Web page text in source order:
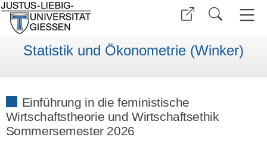
Statistik und Ökonometrie (Winker)
Einführung in die feministische
Wirtschaftstheorie und Wirtschaftsethik
Sommersemester 2026